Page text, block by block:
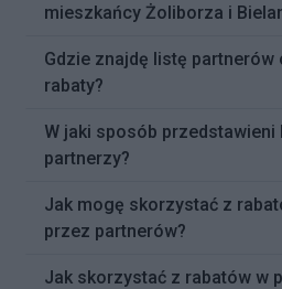
mieszkańcy Żoliborza i
Gdzie znajdę listę
rabaty?
W jaki sposób przedstawieni
partnerzy?
Jak mogę skorzystać z
przez partnerów?
Jak skorzystać z rabatów w